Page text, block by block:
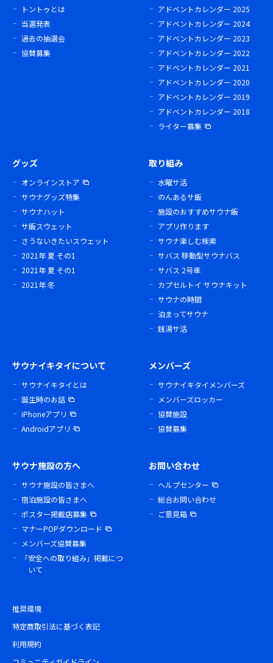
トントゥとは
当選発表
過去の抽選会
協賛募集
アドベントカレンダー 2025
アドベントカレンダー 2024
アドベントカレンダー 2023
アドベントカレンダー 2022
アドベントカレンダー 2021
アドベントカレンダー 2020
アドベントカレンダー 2019
アドベントカレンダー 2018
ライター募集
グッズ
オンラインストア
サウナグッズ特集
サウナハット
サ飯スウェット
さうないきたいスウェット
2021年 夏 その1
2021年 夏 その1
2021年 冬
取り組み
水曜サ活
のんあるサ飯
施設のおすすめサウナ飯
アプリ作ります
サウナ楽しむ検索
サバス 移動型サウナバス
サバス 2号車
カプセルトイ サウナキット
サウナの時間
泊まってサウナ
銭湯サ活
サウナイキタイについて
サウナイキタイとは
誕生時のお話
iPhoneアプリ
Androidアプリ
メンバーズ
サウナイキタイメンバーズ
メンバーズロッカー
協賛施設
協賛募集
サウナ施設の方へ
サウナ施設の皆さまへ
宿泊施設の皆さまへ
ポスター掲載店募集
マナーPOPダウンロード
メンバーズ協賛募集
「安全への取り組み」掲載につ
いて
お問い合わせ
ヘルプセンター
総合お問い合わせ
ご意見箱
推奨環境
特定商取引法に基づく表記
利用規約